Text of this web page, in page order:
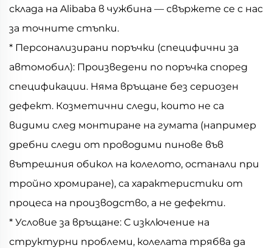
склада на Alibaba в чужбина — свържете се с нас
за точните стъпки.
* Персонализирани поръчки (специфични за
автомобил): Произведени по поръчка според
спецификации. Няма връщане без сериозен
дефект. Козметични следи, които не са
видими след монтиране на гумата (например
дребни следи от проводими пинове във
вътрешния обикол на колелото, останали при
тройно хромиране), са характеристики от
процеса на производство, а не дефекти.
* Условие за връщане: С изключение на
структурни проблеми, колелата трябва да